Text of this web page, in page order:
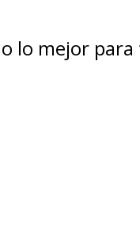
lo mejor